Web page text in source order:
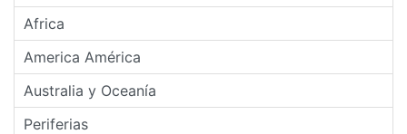
Africa
America América
Australia y Oceanía
Periferias